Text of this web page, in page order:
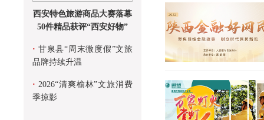
西安特色旅游商品大赛落幕
50件精品获评“西安好物”
· 甘泉县“周末微度假”文旅
品牌持续升温
· 2026“清爽榆林”文旅消费
季掠影